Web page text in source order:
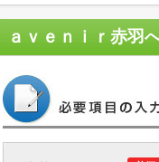
ａｖｅｎｉｒ赤羽